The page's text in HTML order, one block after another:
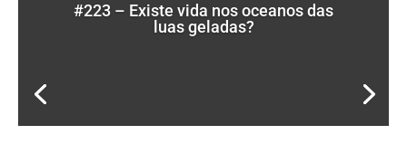
#223 – Existe vida nos oceanos das
luas geladas?